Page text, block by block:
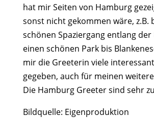
hat mir Seiten von Hamburg
sonst nicht gekommen wäre, z.B.
schönen Spaziergang entlang der
einen schönen Park bis
mir die Greeterin viele
gegeben, auch für meinen
Die Hamburg Greeter sind sehr
Bildquelle: Eigenproduktion